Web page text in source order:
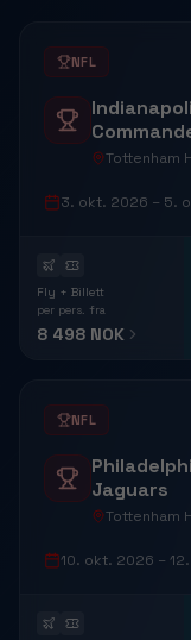
NFL
Tottenham
3. okt. 2026 – 5.
Fly + Billett
per pers. fra
8 498 NOK
NFL
Jaguars
Tottenham
10. okt. 2026 –